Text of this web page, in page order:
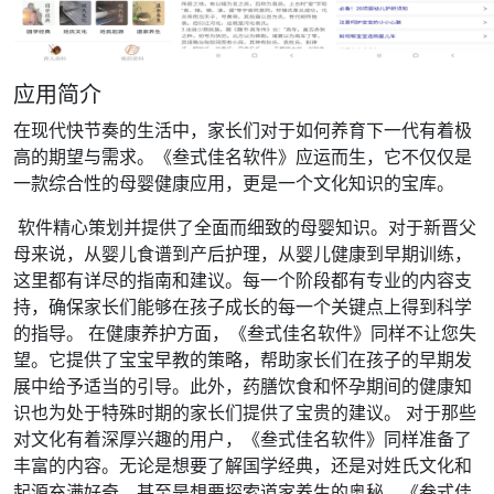
应用简介
在现代快节奏的生活中，家长们对于如何养育下一代有着极
高的期望与需求。《叁式佳名软件》应运而生，它不仅仅是
一款综合性的母婴健康应用，更是一个文化知识的宝库。
软件精心策划并提供了全面而细致的母婴知识。对于新晋父
母来说，从婴儿食谱到产后护理，从婴儿健康到早期训练，
这里都有详尽的指南和建议。每一个阶段都有专业的内容支
持，确保家长们能够在孩子成长的每一个关键点上得到科学
的指导。 在健康养护方面，《叁式佳名软件》同样不让您失
望。它提供了宝宝早教的策略，帮助家长们在孩子的早期发
展中给予适当的引导。此外，药膳饮食和怀孕期间的健康知
识也为处于特殊时期的家长们提供了宝贵的建议。 对于那些
对文化有着深厚兴趣的用户，《叁式佳名软件》同样准备了
丰富的内容。无论是想要了解国学经典，还是对姓氏文化和